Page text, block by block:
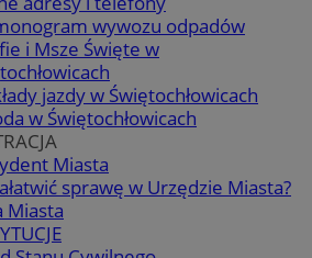
wywozu odpadów
i Msze Święte w
jazdy w Świętochłowicach
w Świętochłowicach
Miasta
sprawę w Urzędzie Miasta?
Miasta